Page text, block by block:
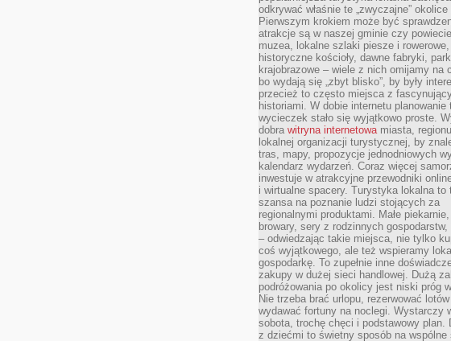
odkrywać właśnie te „zwyczajne” okolice
Pierwszym krokiem może być
atrakcje są w naszej gminie czy
muzea, lokalne szlaki piesze i rowerowe,
historyczne kościoły, dawne fabryki,
krajobrazowe – wiele z nich omijamy na
bo wydają się „zbyt blisko”, by były
przecież to często miejsca z
historiami. W dobie internetu planowanie
wycieczek stało się wyjątkowo proste.
dobra witryna internetowamiasta,
lokalnej organizacji turystycznej, by
tras, mapy, propozycje jednodniowych
kalendarz wydarzeń. Coraz więcej
inwestuje w atrakcyjne przewodniki
i wirtualne spacery. Turystyka lokalna to
szansa na poznanie ludzi stojących za
regionalnymi produktami. Małe
browary, sery z rodzinnych gospodarstw,
– odwiedzając takie miejsca, nie tylko
coś wyjątkowego, ale też wspieramy
gospodarkę. To zupełnie inne
zakupy w dużej sieci handlowej. Dużą
podróżowania po okolicy jest niski próg
Nie trzeba brać urlopu, rezerwować lotów
wydawać fortuny na noclegi. Wystarczy
sobota, trochę chęci i podstawowy plan.
z dziećmi to świetny sposób na wspólne